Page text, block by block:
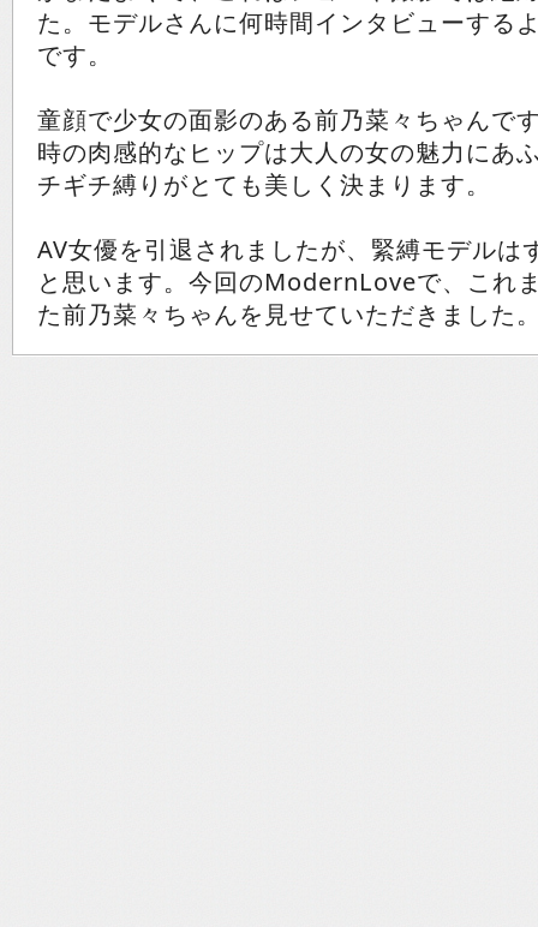
た。モデルさんに何時間インタビューする
です。
童顔で少女の面影のある前乃菜々ちゃんで
時の肉感的なヒップは大人の女の魅力にあ
チギチ縛りがとても美しく決まります。
AV女優を引退されましたが、緊縛モデルは
と思います。今回のModernLoveで、これ
た前乃菜々ちゃんを見せていただきました